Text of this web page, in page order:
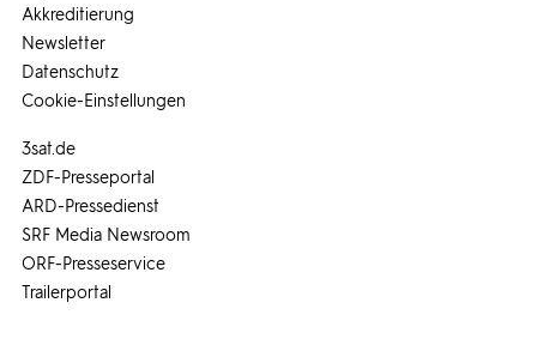
3sat.de
ZDF-Presseportal
ARD-Pressedienst
SRF Media Newsroom
ORF-Presseservice
Trailerportal
Akkreditierung
Newsletter
Datenschutz
Cookie-Einstellungen